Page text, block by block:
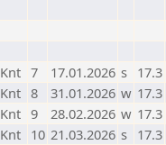
Knt 7 17.01.2026 s 17.3
Knt 8 31.01.2026 w 17.3
Knt 9 28.02.2026 w 17.3
Knt 10 21.03.2026 s 17.3